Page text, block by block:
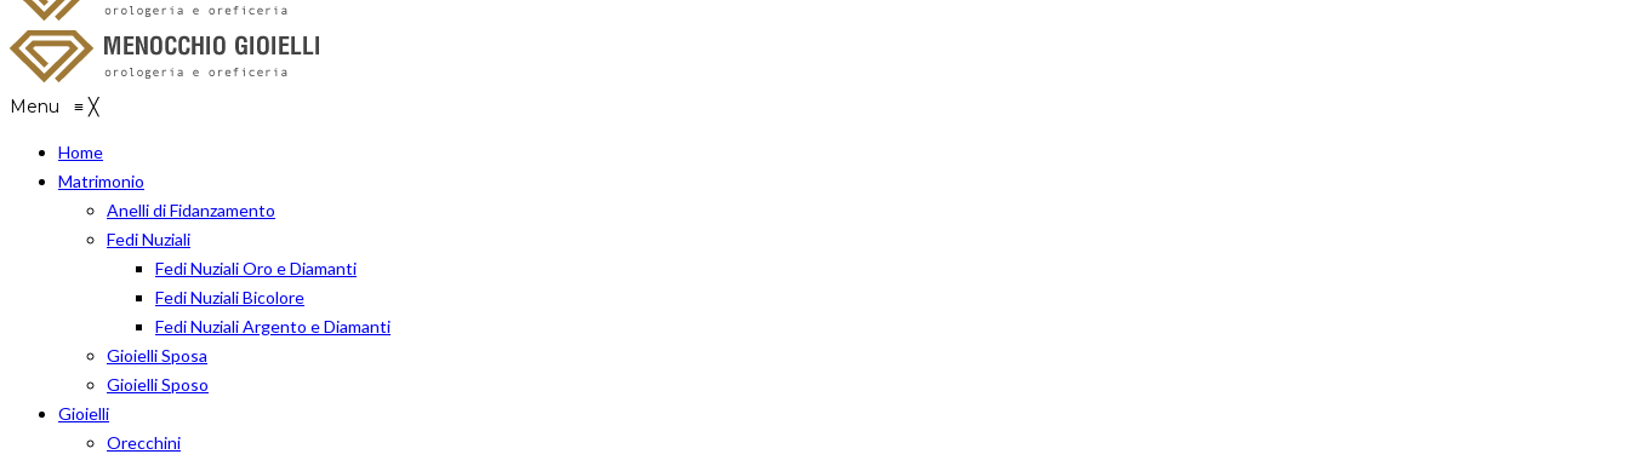
Menu ≡ ╳
Home
Matrimonio
Anelli di Fidanzamento
Fedi Nuziali
Fedi Nuziali Oro e Diamanti
Fedi Nuziali Bicolore
Fedi Nuziali Argento e Diamanti
Gioielli Sposa
Gioielli Sposo
Gioielli
Orecchini